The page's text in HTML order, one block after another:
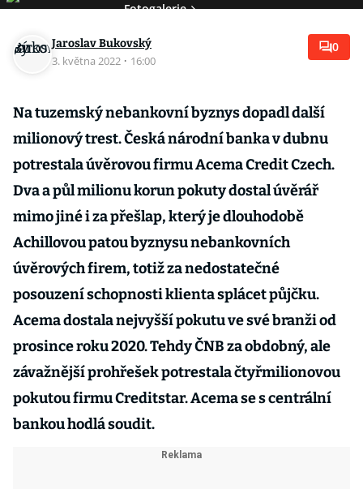
Fotogalerie
Jaroslav Bukovský
3. května 2022 · 16:00
0
Na tuzemský nebankovní byznys dopadl další
milionový trest. Česká národní banka v dubnu
potrestala úvěrovou firmu Acema Credit Czech.
Dva a půl milionu korun pokuty dostal úvěrář
mimo jiné i za přešlap, který je dlouhodobě
Achillovou patou byznysu nebankovních
úvěrových firem, totiž za nedostatečné
posouzení schopnosti klienta splácet půjčku.
Acema dostala nejvyšší pokutu ve své branži od
prosince roku 2020. Tehdy ČNB za obdobný, ale
závažnější prohřešek potrestala čtyřmilionovou
pokutou firmu Creditstar. Acema se s centrální
bankou hodlá soudit.